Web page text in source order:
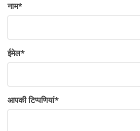
नाम*
ईमेल*
आपकी टिप्पणियां*